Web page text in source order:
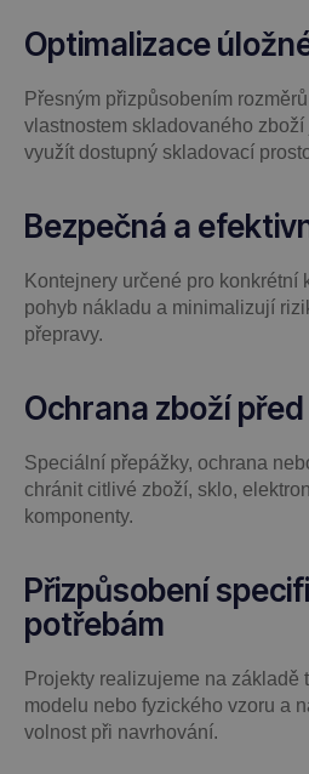
Optimalizace
Přesným přizpůsobením
vlastnostem skladovaného
využít dostupný skladovací
Bezpečná a
Kontejnery určené pro konkrétní
pohyb nákladu a minimalizují
přepravy.
Ochrana zboží
Speciální přepážky, ochrana
chránit citlivé zboží, sklo,
komponenty.
Přizpůsobení
potřebám
Projekty realizujeme na základě
modelu nebo fyzického vzoru a
volnost při navrhování.